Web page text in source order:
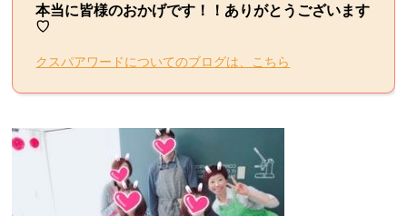
本当に皆様のおかげです！！ありがとうございます
♡
クスパアワードについてのブログは、こちら